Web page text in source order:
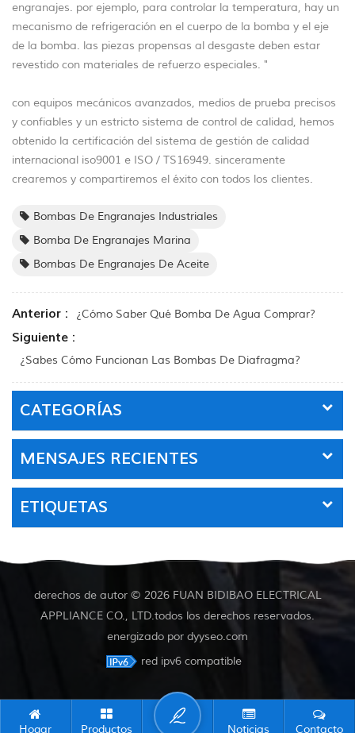
engranajes. por ejemplo, para controlar la temperatura, hay un
mecanismo de refrigeración en el cuerpo de la bomba y el eje
de la bomba. las piezas propensas al desgaste deben estar
revestido con materiales de refuerzo especiales. "
con equipos mecánicos avanzados, medios de prueba precisos
y confiables y un estricto sistema de control de calidad, hemos
obtenido la certificación del sistema de gestión de calidad
internacional iso9001 e ISO / TS16949. sinceramente
crearemos y compartiremos el éxito con todos los clientes.
Bombas De Engranajes Industriales
Bomba De Engranajes Marina
Bombas De Engranajes De Aceite
Anterior : ¿Cómo Saber Qué Bomba De Agua Comprar?
Siguiente :
¿Sabes Cómo Funcionan Las Bombas De Diafragma?
CATEGORÍAS
MENSAJES RECIENTES
ETIQUETAS
derechos de autor © 2026 FUAN BIDIBAO ELECTRICAL
APPLIANCE CO., LTD.todos los derechos reservados.
energizado por dyyseo.com
red ipv6 compatible
Hogar Productos Noticias Contacto